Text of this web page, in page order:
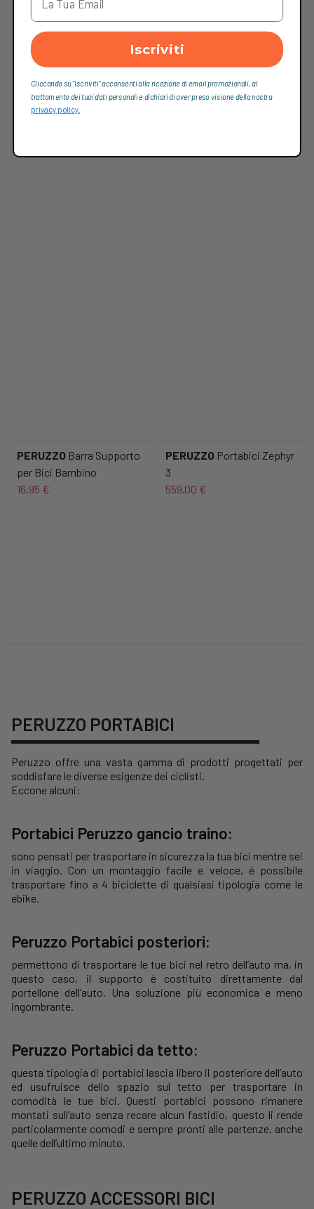
PERUZZO Barra Supporto
per Bici Bambino
16,95 €
PERUZZO Portabici Zephyr
3
559,00 €
PERUZZO PORTABICI
Peruzzo offre una vasta gamma di prodotti progettati per
soddisfare le diverse esigenze dei ciclisti.
Eccone alcuni:
Portabici Peruzzo gancio traino:
sono pensati per trasportare in sicurezza la tua bici mentre sei
in viaggio. Con un montaggio facile e veloce, è possibile
trasportare fino a 4 biciclette di qualsiasi tipologia come le
ebike.
Peruzzo Portabici posteriori:
permettono di trasportare le tue bici nel retro dell’auto ma, in
questo caso, il supporto è costituito direttamente dal
portellone dell’auto. Una soluzione più economica e meno
ingombrante.
Peruzzo Portabici da tetto:
questa tipologia di portabici lascia libero il posteriore dell’auto
ed usufruisce dello spazio sul tetto per trasportare in
comodità le tue bici. Questi portabici possono rimanere
montati sull’auto senza recare alcun fastidio, questo li rende
particolarmente comodi e sempre pronti alle partenze, anche
quelle dell’ultimo minuto.
PERUZZO ACCESSORI BICI
Iscriviti
Cliccando su “Iscriviti“ acconsenti alla ricezione di email promozionali, al
trattamento dei tuoi dati personali e dichiari di aver preso visione della nostra
privacy policy.